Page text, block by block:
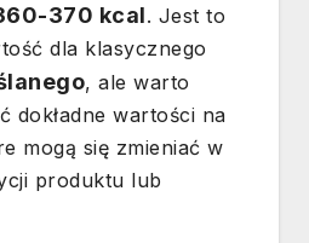
370 kcal. Jest to
dla klasycznego
, ale warto
dokładne wartości na
mogą się zmieniać w
produktu lub